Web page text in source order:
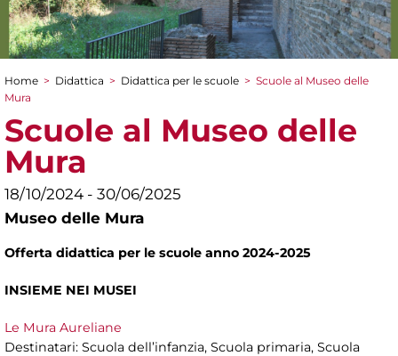
Tu sei qui
Home > Didattica > Didattica per le scuole > Scuole al Museo delle
Mura
Scuole al Museo delle
Mura
18/10/2024 - 30/06/2025
Museo delle Mura
Offerta didattica per le scuole anno 2024-2025
INSIEME NEI MUSEI
Le Mura Aureliane
Destinatari: Scuola dell’infanzia, Scuola primaria, Scuola